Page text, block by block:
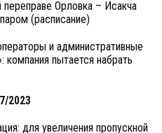
Орловка – Исакча
(расписание)
и административные
компания пытается набрать
2023
для увеличения пропускной